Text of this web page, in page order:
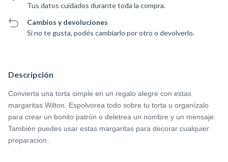
Tus datos cuidados durante toda la compra.
Cambios y devoluciones
Si no te gusta, podés cambiarlo por otro o devolverlo.
Descripción
Convierta una torta simple en un regalo alegre con estas
margaritas Wilton. Espolvorea todo sobre tu torta u organízalo
para crear un bonito patrón o deletrea un nombre y un mensaje.
También puedes usar estas margaritas para decorar cualquier
preparacion..